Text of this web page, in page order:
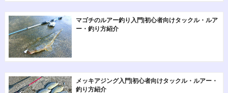
マゴチのルアー釣り入門|初心者向けタックル・ルア
ー・釣り方紹介
メッキアジング入門|初心者向けタックル・ルアー・
釣り方紹介